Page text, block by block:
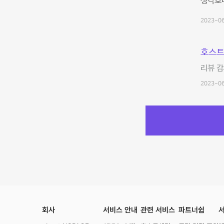
2023-
호스
리뷰
2023-
회사 서비스 안내 관련 서비스 파트너쉽